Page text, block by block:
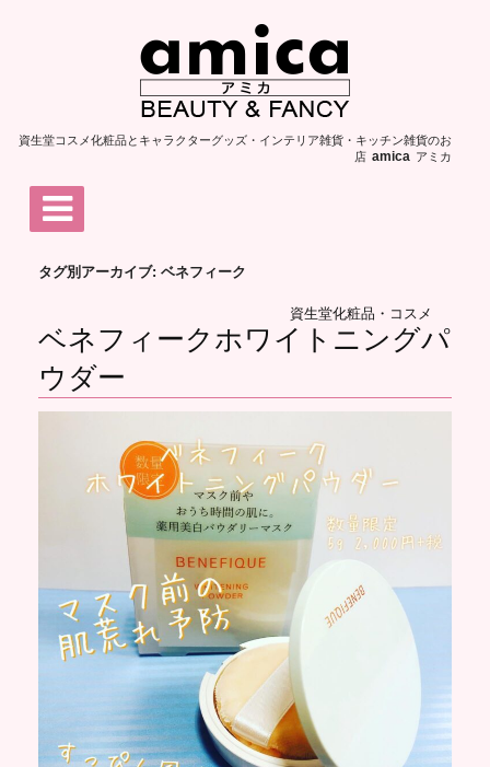
資生堂コスメ化粧品とキャラクターグッズ・インテリア雑貨・キッチン雑貨のお
店 amica アミカ
タグ別アーカイブ: ベネフィーク
資生堂化粧品・コスメ
ベネフィークホワイトニングパ
ウダー